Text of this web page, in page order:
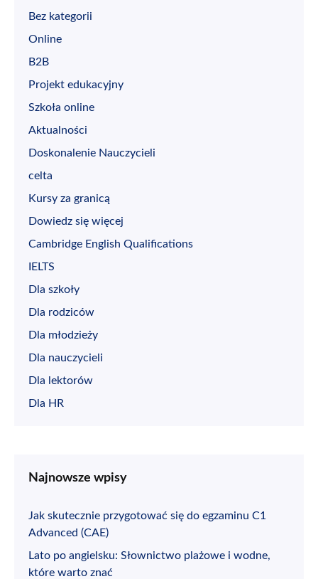
Bez kategorii
Online
B2B
Projekt edukacyjny
Szkoła online
Aktualności
Doskonalenie Nauczycieli
celta
Kursy za granicą
Dowiedz się więcej
Cambridge English Qualifications
IELTS
Dla szkoły
Dla rodziców
Dla młodzieży
Dla nauczycieli
Dla lektorów
Dla HR
Najnowsze wpisy
Jak skutecznie przygotować się do egzaminu C1
Advanced (CAE)
Lato po angielsku: Słownictwo plażowe i wodne,
które warto znać